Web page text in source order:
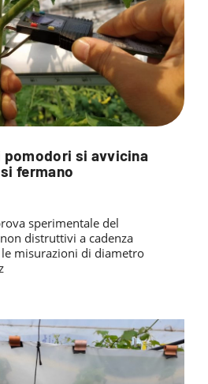
pomodori si avvicina
fermano
sperimentale del
distruttivi a cadenza
misurazioni di diametro